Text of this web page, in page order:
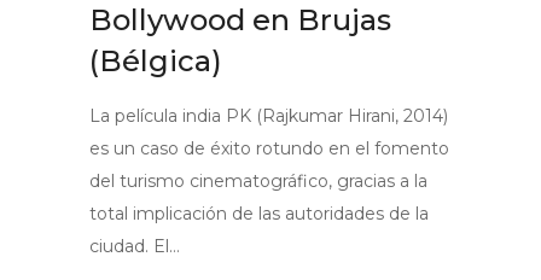
Bollywood en Brujas
(Bélgica)
La película india PK (Rajkumar Hirani, 2014)
es un caso de éxito rotundo en el fomento
del turismo cinematográfico, gracias a la
total implicación de las autoridades de la
ciudad. El…